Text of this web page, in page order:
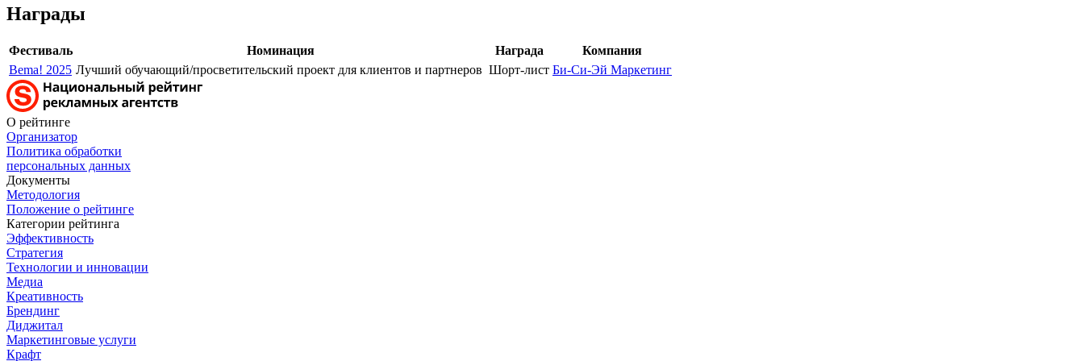
Награды
Фестиваль Номинация Награда
Компания
Bema! 2025 Лучший обучающий/просветительский проект для клиентов и партнеров Шорт-лист Би-Си-Эй Маркетинг
О рейтинге
Организатор
Политика обработки
персональных данных
Документы
Методология
Положение о рейтинге
Категории рейтинга
Эффективность
Стратегия
Технологии и инновации
Медиа
Креативность
Брендинг
Диджитал
Маркетинговые услуги
Крафт